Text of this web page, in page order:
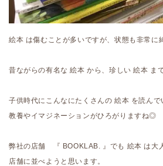
絵本 は傷むことが多いですが、状態も非常に
昔ながらの有名な 絵本 から、珍しい 絵本 ま
子供時代にこんなにたくさんの 絵本 を読んで
教養やイマジネーションがひろがりますね◎
弊社の店舗 『 BOOKLAB. 』でも 絵本 は大
店舗に並べようと思います。